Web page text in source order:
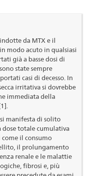
da MTX e il
modo acuto in qualsiasi
già a basse dosi di
state sempre
casi di decesso. In
irritativa si dovrebbe
immediata della
si manifesta di solito
dose totale cumulativa
il consumo
il prolungamento
renale e le malattie
fibrosi e, più